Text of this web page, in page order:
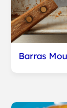
Barras